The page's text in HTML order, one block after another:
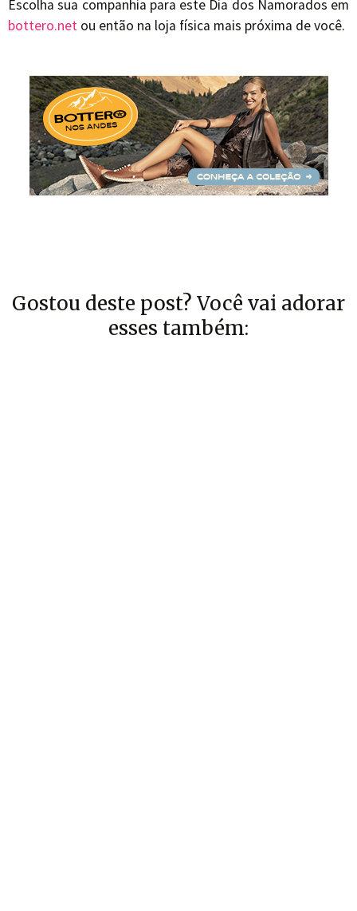
Escolha sua companhia para este Dia dos Namorados em
bottero.net ou então na loja física mais próxima de você.
Gostou deste post? Você vai adorar
esses também: